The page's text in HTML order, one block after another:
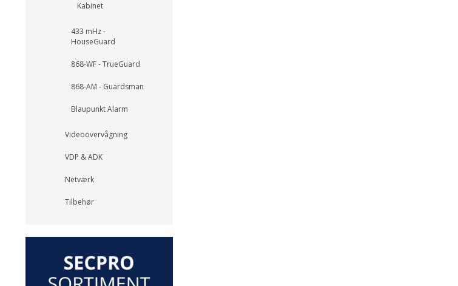
Kabinet
433 mHz -
HouseGuard
868-WF - TrueGuard
868-AM - Guardsman
Blaupunkt Alarm
Videoovervågning
VDP & ADK
Netværk
Tilbehør